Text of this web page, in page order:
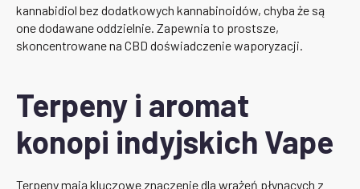
kannabidiol bez dodatkowych kannabinoidów, chyba że są
one dodawane oddzielnie. Zapewnia to prostsze,
skoncentrowane na CBD doświadczenie waporyzacji.
Terpeny i aromat
konopi indyjskich Vape
Terpeny mają kluczowe znaczenie dla wrażeń płynących z